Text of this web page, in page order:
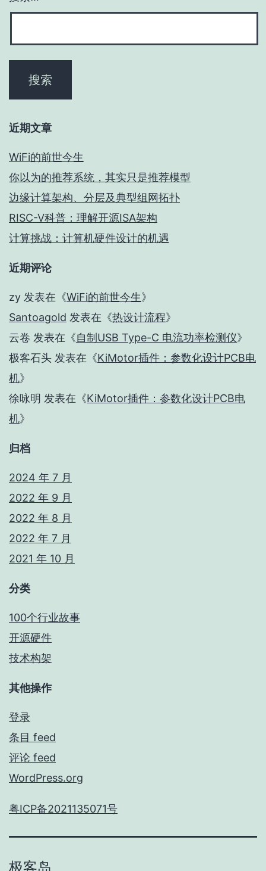
近期文章
WiFi的前世今生
你以为的推荐系统，其实只是推荐模型
边缘计算架构、分层及典型组网拓扑
RISC-V科普：理解开源ISA架构
计算挑战：计算机硬件设计的机遇
近期评论
zy 发表在《WiFi的前世今生》
Santoagold 发表在《热设计流程》
云卷 发表在《自制USB Type-C 电流功率检测仪》
极客石头 发表在《KiMotor插件：参数化设计PCB电
机》
徐咏明 发表在《KiMotor插件：参数化设计PCB电
机》
归档
2024 年 7 月
2022 年 9 月
2022 年 8 月
2022 年 7 月
2021 年 10 月
分类
100个行业故事
开源硬件
技术构架
其他操作
登录
条目 feed
评论 feed
WordPress.org
粤ICP备2021135071号
极客岛